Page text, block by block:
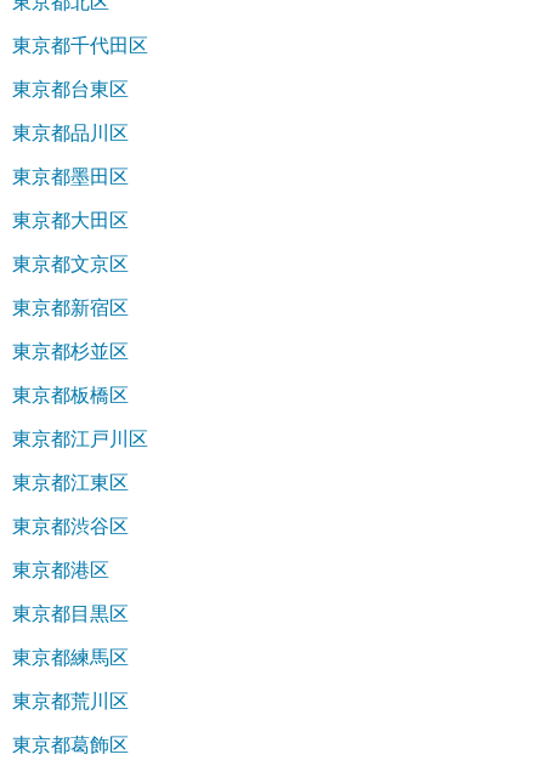
東京都千代田区
東京都台東区
東京都品川区
東京都墨田区
東京都大田区
東京都文京区
東京都新宿区
東京都杉並区
東京都板橋区
東京都江戸川区
東京都江東区
東京都渋谷区
東京都港区
東京都目黒区
東京都練馬区
東京都荒川区
東京都葛飾区